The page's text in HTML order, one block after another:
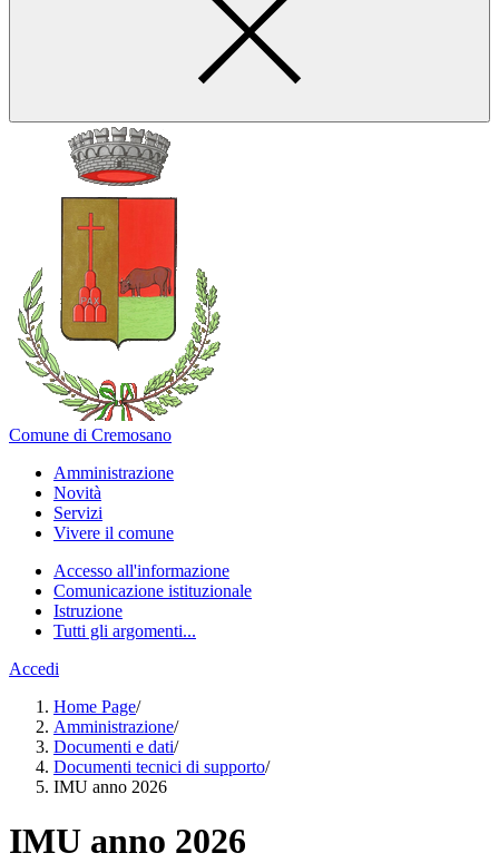
Comune di Cremosano
Amministrazione
Novità
Servizi
Vivere il comune
Accesso all'informazione
Comunicazione istituzionale
Istruzione
Tutti gli argomenti...
Accedi
Home Page/
Amministrazione/
Documenti e dati/
Documenti tecnici di supporto/
IMU anno 2026
IMU anno 2026